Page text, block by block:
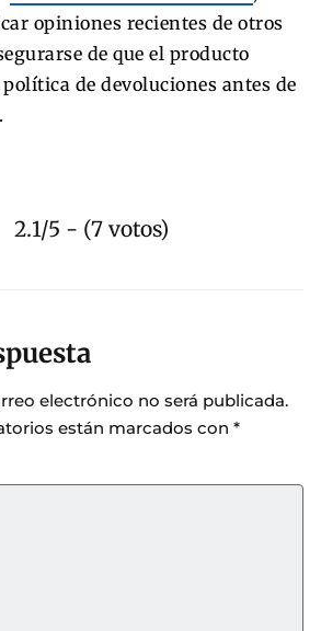
opiniones recientes de otros
de que el producto
de devoluciones antes de
2.1/5 - (7 votos)
electrónico no será publicada.
están marcados con *